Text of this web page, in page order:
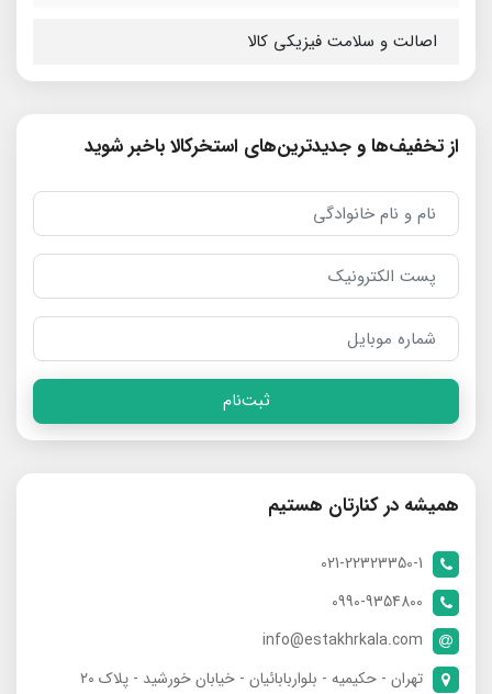
اصالت و سلامت فیزیکی کالا
از تخفیف‌ها و جدیدترین‌های استخرکالا باخبر شوید
ثبت‌نام
همیشه در کنارتان هستیم
021-22323350-1
0990-9354800
info@estakhrkala.com
تهران - حکیمیه - بلواربابائیان - خیابان خورشید - پلاک ۲۰